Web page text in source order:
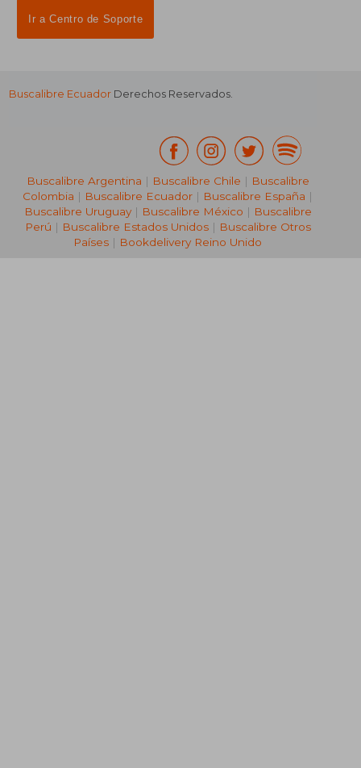
Ir a Centro de Soporte
Buscalibre Ecuador Derechos Reservados.
Buscalibre Argentina | Buscalibre Chile | Buscalibre
Colombia | Buscalibre Ecuador | Buscalibre España |
Buscalibre Uruguay| Buscalibre México | Buscalibre
Perú | Buscalibre Estados Unidos| Buscalibre Otros
Países | Bookdelivery Reino Unido